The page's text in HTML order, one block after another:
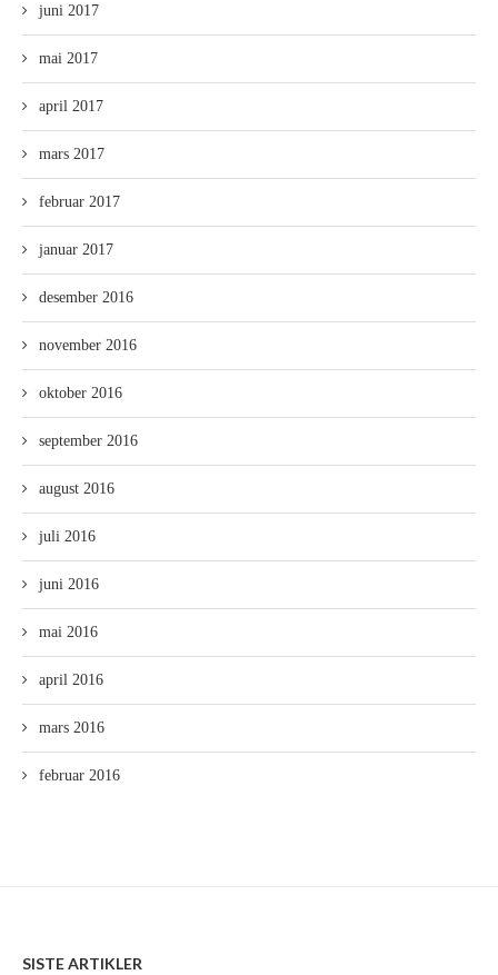
juni 2017
mai 2017
april 2017
mars 2017
februar 2017
januar 2017
desember 2016
november 2016
oktober 2016
september 2016
august 2016
juli 2016
juni 2016
mai 2016
april 2016
mars 2016
februar 2016
SISTE ARTIKLER